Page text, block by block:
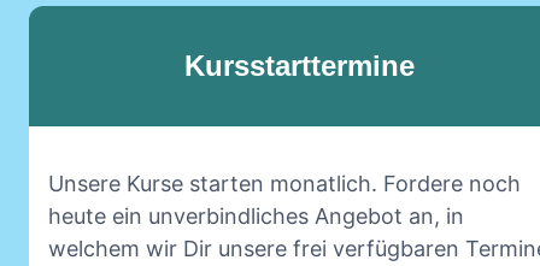
Kursstarttermine
Unsere Kurse starten monatlich. Fordere noch
heute ein unverbindliches Angebot an, in
welchem wir Dir unsere frei verfügbaren